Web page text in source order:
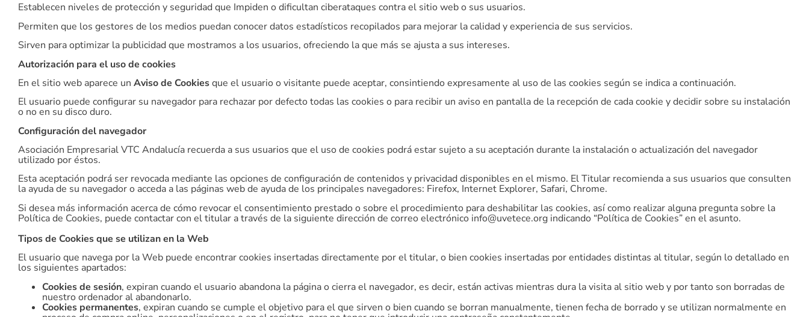
Establecen niveles de protección y seguridad que Impiden o dificultan ciberataques contra el sitio web o sus usuarios.
Permiten que los gestores de los medios puedan conocer datos estadísticos recopilados para mejorar la calidad y experiencia de sus servicios.
Sirven para optimizar la publicidad que mostramos a los usuarios, ofreciendo la que más se ajusta a sus intereses.
Autorización para el uso de cookies
En el sitio web aparece un Aviso de Cookiesque el usuario o visitante puede aceptar, consintiendo expresamente al uso de las cookies según se indica a continuación.
El usuario puede configurar su navegador para rechazar por defecto todas las cookies o para recibir un aviso en pantalla de la recepción de cada cookie y decidir sobre su instalación
o no en su disco duro.
Configuración del navegador
Asociación Empresarial VTC Andalucía recuerda a sus usuarios que el uso de cookies podrá estar sujeto a su aceptación durante la instalación o actualización del navegador
utilizado por éstos.
Esta aceptación podrá ser revocada mediante las opciones de configuración de contenidos y privacidad disponibles en el mismo. El Titular recomienda a sus usuarios que consulten
la ayuda de su navegador o acceda a las páginas web de ayuda de los principales navegadores: Firefox, Internet Explorer, Safari, Chrome.
Si desea más información acerca de cómo revocar el consentimiento prestado o sobre el procedimiento para deshabilitar las cookies, así como realizar alguna pregunta sobre la
Política de Cookies, puede contactar con el titular a través de la siguiente dirección de correo electrónico info@uvetece.org indicando “Política de Cookies” en el asunto.
Tipos de Cookies que se utilizan en la Web
El usuario que navega por la Web puede encontrar cookies insertadas directamente por el titular, o bien cookies insertadas por entidades distintas al titular, según lo detallado en
los siguientes apartados:
Cookies de sesión, expiran cuando el usuario abandona la página o cierra el navegador, es decir, están activas mientras dura la visita al sitio web y por tanto son borradas de
nuestro ordenador al abandonarlo.
Cookies permanentes, expiran cuando se cumple el objetivo para el que sirven o bien cuando se borran manualmente, tienen fecha de borrado y se utilizan normalmente en